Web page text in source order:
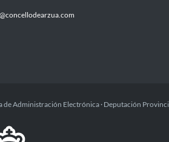
Administración Electrónica · Deputación